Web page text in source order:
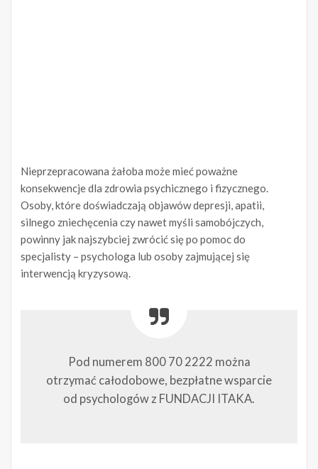
Nieprzepracowana żałoba może mieć poważne
konsekwencje dla zdrowia psychicznego i fizycznego.
Osoby, które doświadczają objawów depresji, apatii,
silnego zniechęcenia czy nawet myśli samobójczych,
powinny jak najszybciej zwrócić się po pomoc do
specjalisty – psychologa lub osoby zajmującej się
interwencją kryzysową.
Pod numerem 800 70 2222 można
otrzymać całodobowe, bezpłatne wsparcie
od psychologów z FUNDACJI ITAKA.